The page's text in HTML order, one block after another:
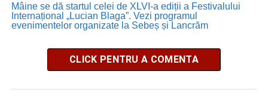
Mâine se dă startul celei de XLVI-a ediții a Festivalului
Internațional „Lucian Blaga”. Vezi programul
evenimentelor organizate la Sebeș și Lancrăm
CLICK PENTRU A COMENTA